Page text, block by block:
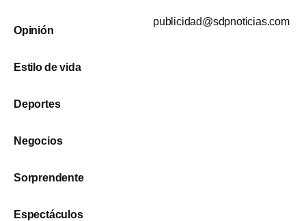
Opinión
Estilo de vida
Deportes
Negocios
Sorprendente
Espectáculos
publicidad@sdpnoticias.com